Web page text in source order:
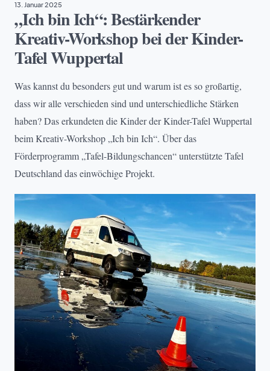
13. Januar 2025
„Ich bin Ich“: Bestärkender
Kreativ-Workshop bei der Kinder-
Tafel Wuppertal
Was kannst du besonders gut und warum ist es so großartig,
dass wir alle verschieden sind und unterschiedliche Stärken
haben? Das erkundeten die Kinder der Kinder-Tafel Wuppertal
beim Kreativ-Workshop „Ich bin Ich“. Über das
Förderprogramm „Tafel-Bildungschancen“ unterstützte Tafel
Deutschland das einwöchige Projekt.